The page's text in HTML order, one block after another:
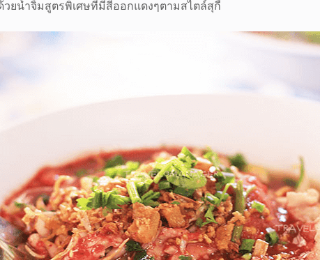
ยน้ำจิ้มสูตรพิเศษที่มีสีออกแดงๆตามสไตล์สุกี้